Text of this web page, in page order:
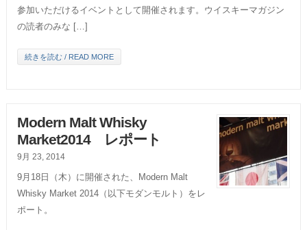
参加いただけるイベントとして開催されます。ウイスキーマガジン
の読者のみな […]
続きを読む / READ MORE
Modern Malt Whisky
Market2014 レポート
9月 23, 2014
9月18日（木）に開催された、Modern Malt
Whisky Market 2014（以下モダンモルト）をレ
ポート。